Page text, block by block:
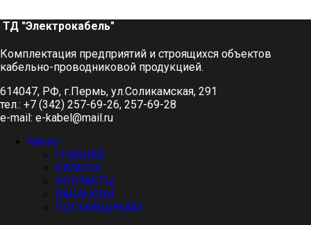
ТД "Электрокабель"​
Комплектация предприятий и строящихся объектов
кабельно-проводниковой продукцией.
614047, РФ, г.Пермь, ул.Соликамская, 291
тел.: +7 (342) 257-69-26, 257-69-28
e-mail: e-kabel@mail.ru
Меню
ГЛАВНАЯ
КАТАЛОГ
КОНТАКТЫ
ВАКАНСИИ
ПОСТАВЩИКАМ